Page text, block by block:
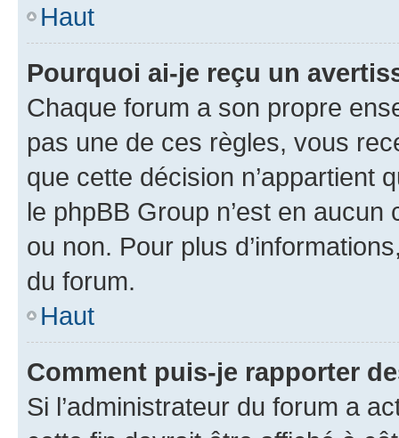
Haut
Pourquoi ai-je reçu un
Chaque forum a son propre
pas une de ces règles, vous
que cette décision n’appartient
le phpBB Group n’est en
ou non. Pour plus
du forum.
Haut
Comment puis-je rapporter
Si l’administrateur du forum a